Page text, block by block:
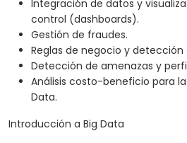
Integración de datos y
control (dashboards).
Gestión de fraudes.
Reglas de negocio y detección
Detección de amenazas y
Análisis costo-beneficio para
Data.
Introducción a Big Data